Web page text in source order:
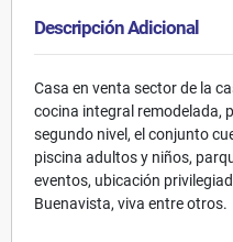
Descripción Adicional
Casa en venta sector de la
cocina integral remodelada,
segundo nivel, el conjunto
piscina adultos y niños,
eventos, ubicación
Buenavista, viva entre otros.